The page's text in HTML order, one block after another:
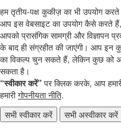
हम तृतीय‑पक्ष कुकीज़ का भी उपयोग
आप इस वेबसाइट का उपयोग कैसे करते
आपको प्रासंगिक सामग्री और विज्ञापन
के बाद ही संग्रहीत की जाएंगी। आप इन
का विकल्प चुन सकते हैं, लेकिन कुछ को
सकता है।
“स्वीकार करें” पर क्लिक करके, आप
हमारीगोपनीयता नीति.
सभी स्वीकार करें
सभी अस्वीकार करें